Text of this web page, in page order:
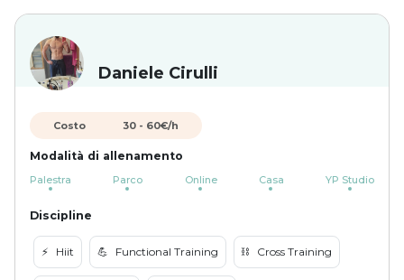
Daniele Cirulli
Costo 30 - 60€/h
Modalità di allenamento
Palestra Parco Online Casa YP Studio
Discipline
⚡️ Hiit 💪 Functional Training ⛓️ Cross Training